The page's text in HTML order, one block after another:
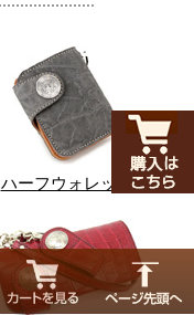
ハーフウォレット